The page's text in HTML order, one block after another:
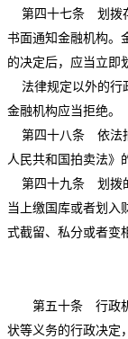
第四十七条 划拨存
书面通知金融机构。
的决定后，应当立即
法律规定以外的行
金融机构应当拒绝。
第四十八条 依法拍
人民共和国拍卖法》
第四十九条 划拨的
当上缴国库或者划入
式截留、私分或者变
第五十条 行政机
状等义务的行政决定